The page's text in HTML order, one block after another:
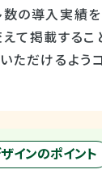
の導入実績を
て掲載するこ
ただけるよう
インのポイント